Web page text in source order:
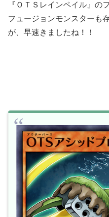
『ＯＴＳレインペイル』の
フュージョンモンスターも
が、早速きましたね！！